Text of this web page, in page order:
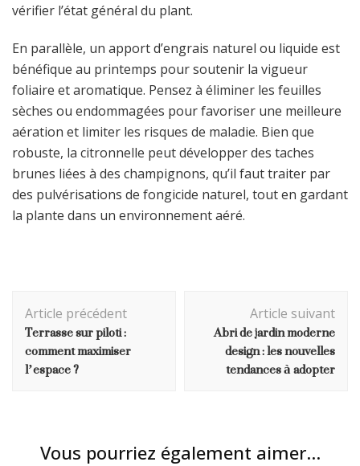
vérifier l’état général du plant.
En parallèle, un apport d’engrais naturel ou liquide est
bénéfique au printemps pour soutenir la vigueur
foliaire et aromatique. Pensez à éliminer les feuilles
sèches ou endommagées pour favoriser une meilleure
aération et limiter les risques de maladie. Bien que
robuste, la citronnelle peut développer des taches
brunes liées à des champignons, qu’il faut traiter par
des pulvérisations de fongicide naturel, tout en gardant
la plante dans un environnement aéré.
d'article
Article précédent
Terrasse sur piloti :
comment maximiser
l’espace ?
Article suivant
Abri de jardin moderne
design : les nouvelles
tendances à adopter
Vous pourriez également aimer...